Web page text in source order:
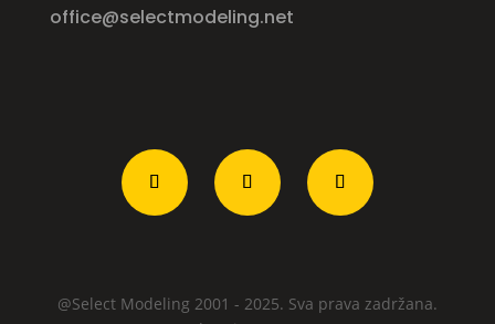
office@selectmodeling.net
@Select Modeling 2001 - 2025. Sva prava zadržana.